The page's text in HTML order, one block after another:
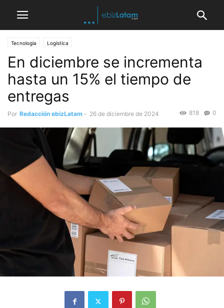
Tecnología Logística
En diciembre se incrementa
hasta un 15% el tiempo de
entregas
Por Redacción ebizLatam - 26 de diciembre de 2024 0
818